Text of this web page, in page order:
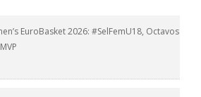
EuroBasket 2026: #SelFemU18, Octavos